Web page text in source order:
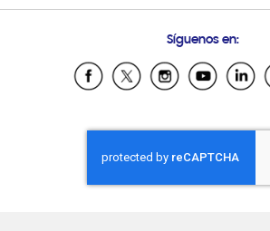
Samsung Ecuador
Samsung El Salvador
Samsung Honduras
Samsung Nicaragua
Samsung Panamá
Síguenos en: